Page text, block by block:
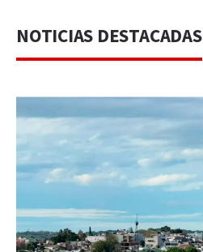
NOTICIAS DESTACADAS